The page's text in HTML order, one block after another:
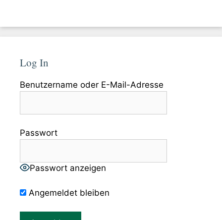
Log In
Benutzername oder E-Mail-Adresse
Passwort
Passwort anzeigen
Angemeldet bleiben